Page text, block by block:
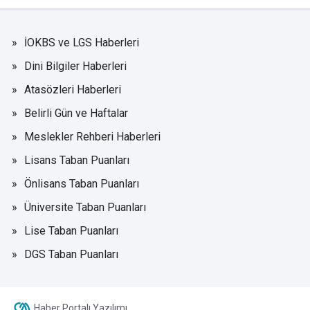
İOKBS ve LGS Haberleri
Dini Bilgiler Haberleri
Atasözleri Haberleri
Belirli Gün ve Haftalar
Meslekler Rehberi Haberleri
Lisans Taban Puanları
Önlisans Taban Puanları
Üniversite Taban Puanları
Lise Taban Puanları
DGS Taban Puanları